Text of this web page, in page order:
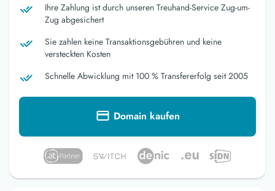
Ihre Zahlung ist durch unseren Treuhand-Service Zug-um-
Zug abgesichert
Sie zahlen keine Transaktionsgebühren und keine
versteckten Kosten
Schnelle Abwicklung mit 100 % Transfererfolg seit 2005
Domain kaufen